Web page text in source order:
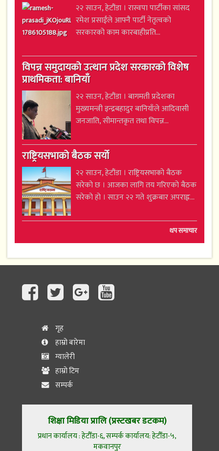
२२ साउन, हेटौंडा । रास्वपा पार्टीका सांसद
रमेश प्रसाईंले आफ्नै पार्टी नेतृत्वको
सरकारको काम कारबाहीप्रति...
विपन्न समुदायको उत्थान प्रदेश सरकारको विशेष
प्राथमिकता: बानियाँ
२२ साउन, हेटौंडा । बागमती प्रदेशका
मुख्यमन्त्री इन्द्रबहादुर बानियाँले आदिवासी
जनजाति, सीमान्तकृत तथा विपन्न...
राष्ट्रियसभाको बैठक सर्यो
२२ साउन, हेटौंडा । राष्ट्रियसभाको बैठक
सरेको छ । आजका लागि तय गरिएको बैठक
सरेको हो । साउन २२ गते शुक्रबार अपराह्न...
थप समाचार
गृह
हाम्रो बारेमा
ग्यालेरी
हाम्रो टिम
सम्पर्क
शिक्षा मिडिया प्रालि (प्रस्टखबर डटकम)
प्रधान कार्यालय : हेटौँडा-६, सम्पर्क कार्यालय: हेटौँडा-५,
मकवानपुर